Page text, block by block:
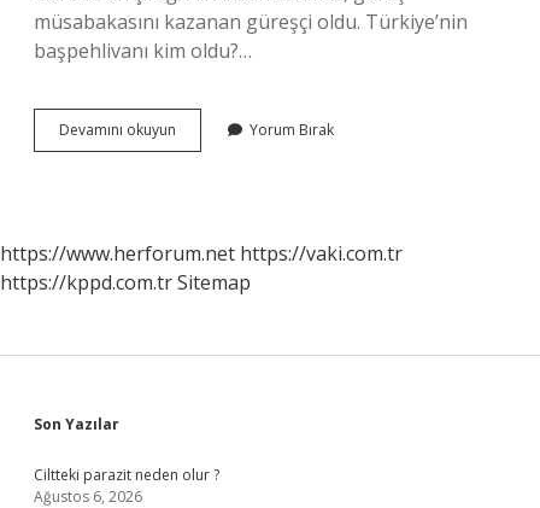
müsabakasını kazanan güreşçi oldu. Türkiye’nin
başpehlivanı kim oldu?…
Devamını okuyun Kırkpınarı
Kim
Yorum Bırak
https://www.herforum.net https://vaki.com.tr
https://kppd.com.trSitemap
Sidebar
Son Yazılar
Ciltteki parazit neden olur ?
Ağustos 6, 2026